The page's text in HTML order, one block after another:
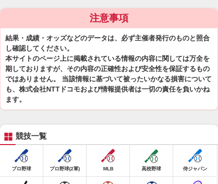
注意事項
結果・成績・オッズなどのデータは、必ず主催者発行のものと照合
し確認してください。
本サイトのページ上に掲載されている情報の内容に関しては万全を
期しておりますが、その内容の正確性および安全性を保証するもの
ではありません。 当該情報に基づいて被ったいかなる損害について
も、株式会社NTTドコモおよび情報提供者は一切の責任を負いかね
ます。
競技一覧
プロ野球 プロ野球(2軍) MLB 高校野球 侍ジャパン